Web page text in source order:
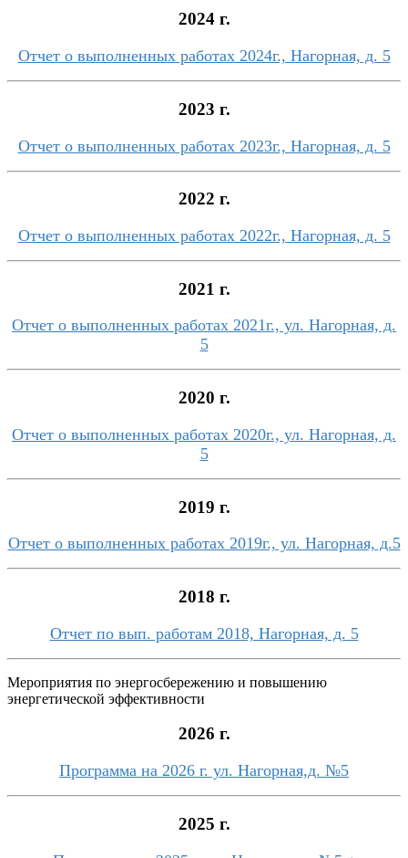
2024 г.
Отчет о выполненных работах 2024г., Нагорная, д. 5
2023 г.
Отчет о выполненных работах 2023г., Нагорная, д. 5
2022 г.
Отчет о выполненных работах 2022г., Нагорная, д. 5
2021 г.
Отчет о выполненных работах 2021г., ул. Нагорная, д.
5
2020 г.
Отчет о выполненных работах 2020г., ул. Нагорная, д.
5
2019 г.
Отчет о выполненных работах 2019г., ул. Нагорная, д.5
2018 г.
Отчет по вып. работам 2018, Нагорная, д. 5
Мероприятия по энергосбережению и повышению
энергетической эффективности
2026 г.
Программа на 2026 г. ул. Нагорная,д. №5
2025 г.